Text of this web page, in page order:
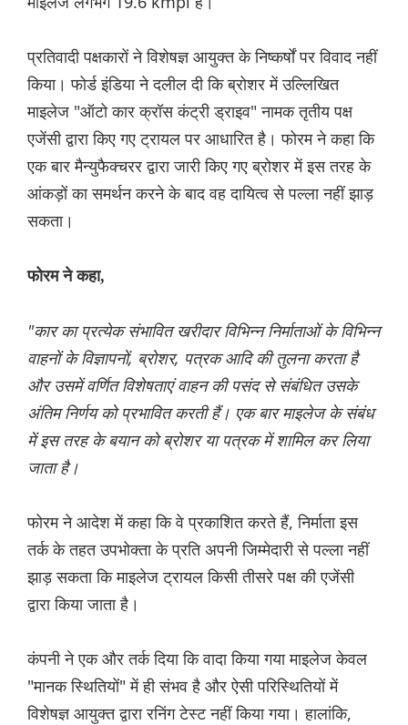
प्रतिवादी पक्षकारों ने विशेषज्ञ आयुक्त के निष्कर्षों पर विवाद नहीं
किया। फोर्ड इंडिया ने दलील दी कि ब्रोशर में उल्लिखित
माइलेज "ऑटो कार क्रॉस कंट्री ड्राइव" नामक तृतीय पक्ष
एजेंसी द्वारा किए गए ट्रायल पर आधारित है। फोरम ने कहा कि
एक बार मैन्युफैक्चरर द्वारा जारी किए गए ब्रोशर में इस तरह के
आंकड़ों का समर्थन करने के बाद वह दायित्व से पल्ला नहीं झाड़
सकता।
फोरम ने कहा,
"कार का प्रत्येक संभावित खरीदार विभिन्न निर्माताओं के विभिन्न
वाहनों के विज्ञापनों, ब्रोशर, पत्रक आदि की तुलना करता है
और उसमें वर्णित विशेषताएं वाहन की पसंद से संबंधित उसके
अंतिम निर्णय को प्रभावित करती हैं। एक बार माइलेज के संबंध
में इस तरह के बयान को ब्रोशर या पत्रक में शामिल कर लिया
जाता है।
फोरम ने आदेश में कहा कि वे प्रकाशित करते हैं, निर्माता इस
तर्क के तहत उपभोक्ता के प्रति अपनी जिम्मेदारी से पल्ला नहीं
झाड़ सकता कि माइलेज ट्रायल किसी तीसरे पक्ष की एजेंसी
द्वारा किया जाता है।
कंपनी ने एक और तर्क दिया कि वादा किया गया माइलेज केवल
"मानक स्थितियों" में ही संभव है और ऐसी परिस्थितियों में
विशेषज्ञ आयुक्त द्वारा रनिंग टेस्ट नहीं किया गया। हालांकि,